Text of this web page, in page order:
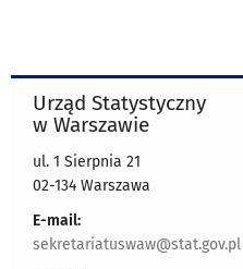
Urząd Statystyczny
w Warszawie
ul. 1 Sierpnia 21
02-134 Warszawa
E-mail:
sekretariatuswaw@stat.gov.pl